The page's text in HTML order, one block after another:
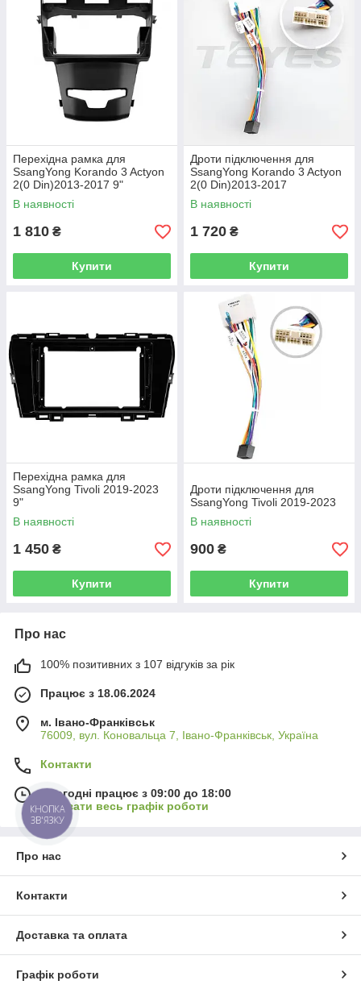
Перехідна рамка для
SsangYong Korando 3 Actyon
2(0 Din)2013-2017 9"
В наявності
1 810 ₴
Купити
Дроти підключення для
SsangYong Korando 3 Actyon
2(0 Din)2013-2017
В наявності
1 720 ₴
Купити
Перехідна рамка для
SsangYong Tivoli 2019-2023
9"
В наявності
1 450 ₴
Купити
Дроти підключення для
SsangYong Tivoli 2019-2023
В наявності
900 ₴
Купити
Про нас
100% позитивних з 107 відгуків за рік
Працює з 18.06.2024
м. Івано-Франківськ
76009, вул. Коновальца 7, Івано-Франківськ, Україна
Контакти
Сьогодні працює з 09:00 до 18:00
Показати весь графік роботи
Про нас
Контакти
Доставка та оплата
Графік роботи
КНОПКА
ЗВ'ЯЗКУ